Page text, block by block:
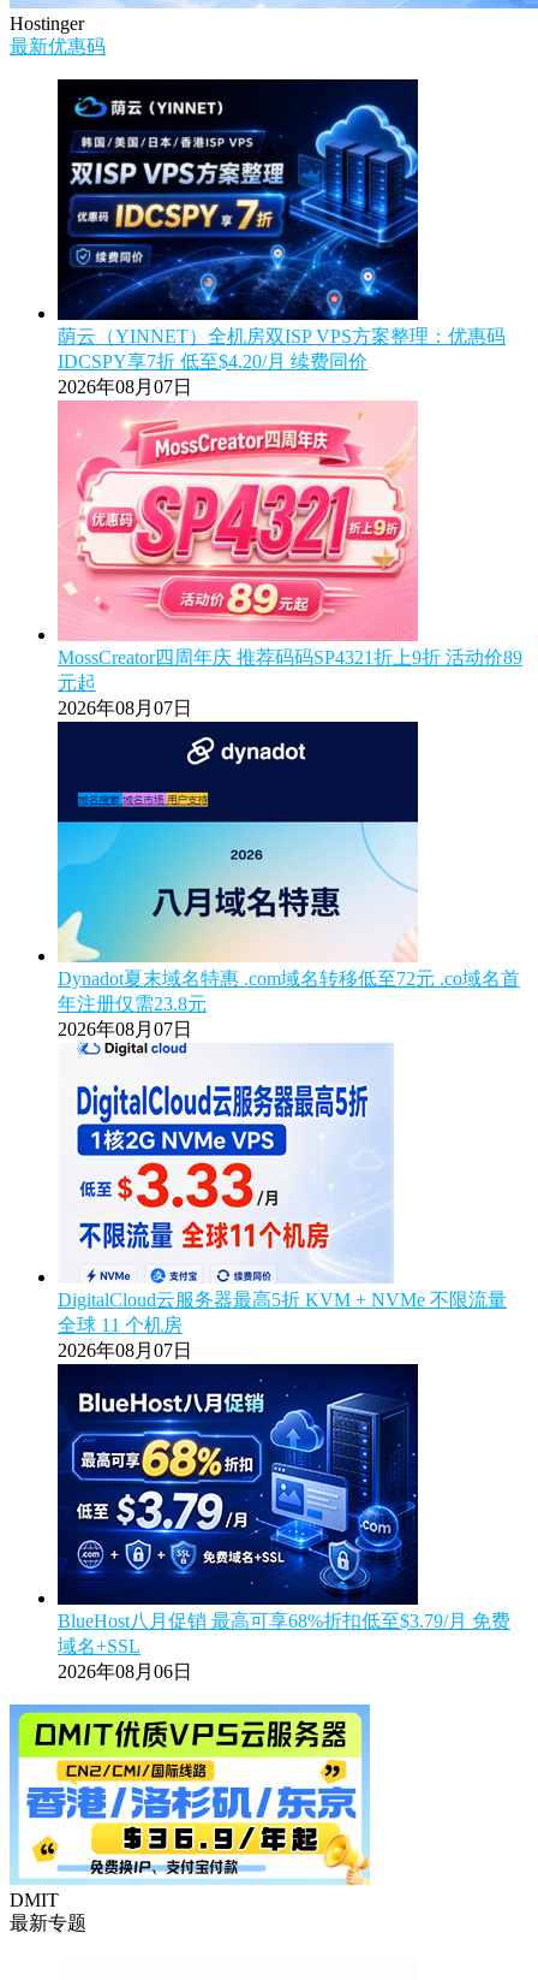
Hostinger
最新优惠码
荫云（YINNET）全机房双ISP VPS方案整理：优惠码
IDCSPY享7折 低至$4.20/月 续费同价
2026年08月07日
MossCreator四周年庆 推荐码码SP4321折上9折 活动价89
元起
2026年08月07日
Dynadot夏末域名特惠 .com域名转移低至72元 .co域名首
年注册仅需23.8元
2026年08月07日
DigitalCloud云服务器最高5折 KVM + NVMe 不限流量
全球 11 个机房
2026年08月07日
BlueHost八月促销 最高可享68%折扣低至$3.79/月 免费
域名+SSL
2026年08月06日
DMIT
最新专题